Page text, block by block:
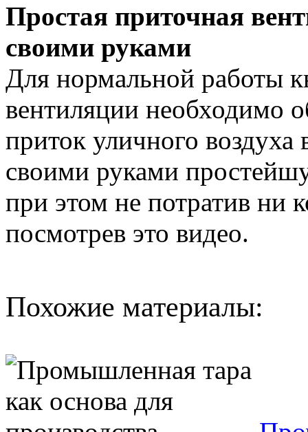
Простая приточная
своими руками
Для нормальной работы
вентиляции необходимо
приток уличного
своими руками
при этом не потратив ни
посмотрев это видео.
Похожие материалы: